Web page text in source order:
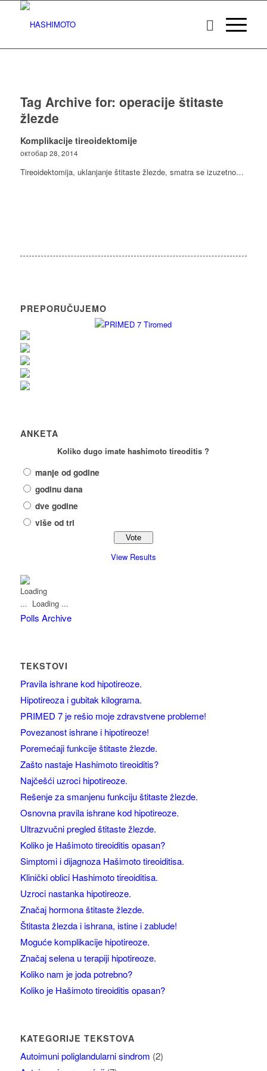
Tag Archive for: operacije štitaste
žlezde
Komplikacije tireoidektomije
октобар 28, 2014
Tireoidektomija, uklanjanje štitaste žlezde, smatra se izuzetno…
PREPORUČUJEMO
ANKETA
Koliko dugo imate hashimoto tireoditis ?
manje od godine
godinu dana
dve godine
više od tri
View Results
Loading ...
Polls Archive
TEKSTOVI
Pravila ishrane kod hipotireoze.
Hipotireoza i gubitak kilograma.
PRIMED 7 je rešio moje zdravstvene probleme!
Povezanost ishrane i hipotireoze!
Poremećaji funkcije štitaste žlezde.
Zašto nastaje Hashimoto tireoiditis?
Najčešći uzroci hipotireoze.
Rešenje za smanjenu funkciju štitaste žlezde.
Osnovna pravila ishrane kod hipotireoze.
Ultrazvučni pregled štitaste žlezde.
Koliko je Hašimoto tireoiditis opasan?
Simptomi i dijagnoza Hašimoto tireoiditisa.
Klinički oblici Hashimoto tireoiditisa.
Uzroci nastanka hipotireoze.
Značaj hormona štitaste žlezde.
Štitasta žlezda i ishrana, istine i zablude!
Moguće komplikacije hipotireoze.
Značaj selena u terapiji hipotireoze.
Koliko nam je joda potrebno?
Koliko je Hašimoto tireoiditis opasan?
KATEGORIJE TEKSTOVA
Autoimuni poliglandularni sindrom (2)